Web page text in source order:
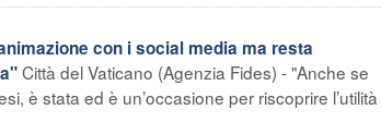
con i social media ma resta
Città del Vaticano (Agenzia Fides) - "Anche se
è stata ed è un’occasione per riscoprire l’utilità